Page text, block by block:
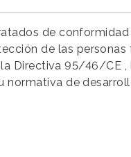
de conformidad
de las personas
Directiva 95/46/CE
normativa de